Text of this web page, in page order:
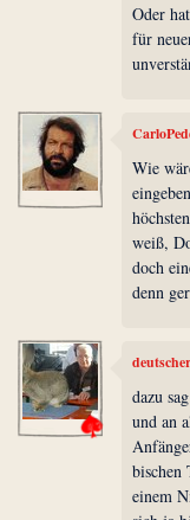
Oder
für
Wie
weiß,
doch
denn
dazu
und an
bischen
einem